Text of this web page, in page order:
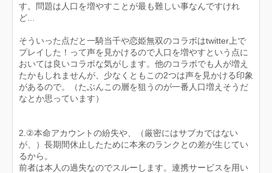
す。問題は人口を増やすことが最も難しい事なんですけれ
ど...
そういった点だと一騎当千や恋姫無双のコラボはtwitter上で
プレイした！って声を見かけるので人口を増やすという点に
おいては良いコラボな気がします。他のコラボでも人が増え
たかもしれませんが、少なくともこの2つは声を見かける印象
があるので。（たぶんこの層を狙うのが一番人口増えそうだ
なとか思っています）
2.②本命アカウントの紛失や、（厳密にはサブカではない
が、）長期間休止したために本来のランクとの差が生じてい
るから。
前者は本人の過失なのでスルーします。連携サービスを用い